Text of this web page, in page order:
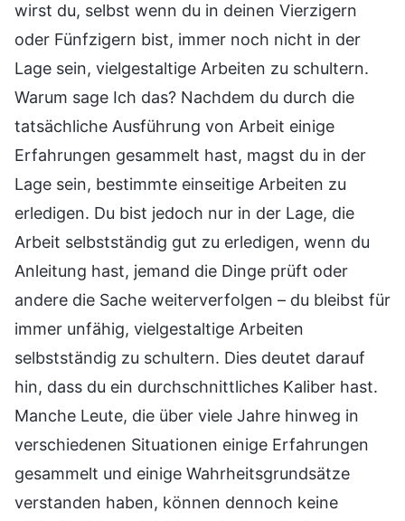
wirst du, selbst wenn du in deinen Vierzigern
oder Fünfzigern bist, immer noch nicht in der
Lage sein, vielgestaltige Arbeiten zu schultern.
Warum sage Ich das? Nachdem du durch die
tatsächliche Ausführung von Arbeit einige
Erfahrungen gesammelt hast, magst du in der
Lage sein, bestimmte einseitige Arbeiten zu
erledigen. Du bist jedoch nur in der Lage, die
Arbeit selbstständig gut zu erledigen, wenn du
Anleitung hast, jemand die Dinge prüft oder
andere die Sache weiterverfolgen – du bleibst für
immer unfähig, vielgestaltige Arbeiten
selbstständig zu schultern. Dies deutet darauf
hin, dass du ein durchschnittliches Kaliber hast.
Manche Leute, die über viele Jahre hinweg in
verschiedenen Situationen einige Erfahrungen
gesammelt und einige Wahrheitsgrundsätze
verstanden haben, können dennoch keine